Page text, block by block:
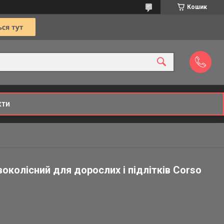
Кошик
для дорослих і підлітків Corso